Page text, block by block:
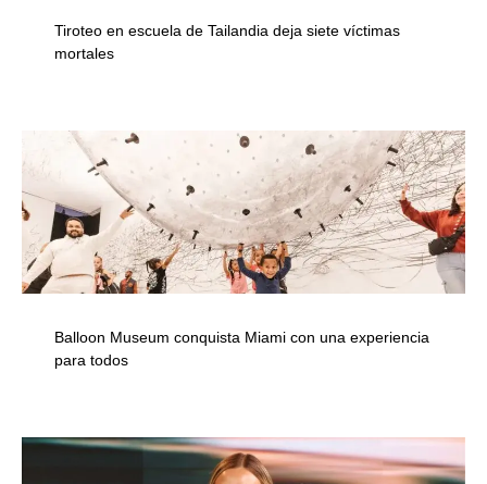
Tiroteo en escuela de Tailandia deja siete víctimas
mortales
Balloon Museum conquista Miami con una experiencia
para todos